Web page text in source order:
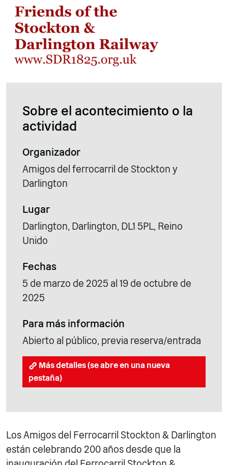
Sobre el acontecimiento o la
actividad
Organizador
Amigos del ferrocarril de Stockton y
Darlington
Lugar
Darlington, Darlington, DL1 5PL, Reino
Unido
Fechas
5 de marzo de 2025 al 19 de octubre de
2025
Para más información
Abierto al público, previa reserva/entrada
Más detalles (se abre en una nueva
pestaña)
Los Amigos del Ferrocarril Stockton & Darlington
están celebrando 200 años desde que la